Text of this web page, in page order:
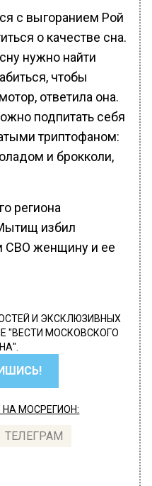
с выгоранием Рой
о качестве сна.
нужно найти
чтобы
ответила она.
подпитать себя
триптофаном:
и брокколи,
региона
избил
СВО женщину и ее
И ЭКСКЛЮЗИВНЫХ
"ВЕСТИ МОСКОВСКОГО
МОСРЕГИОН:
ТЕЛЕГРАМ